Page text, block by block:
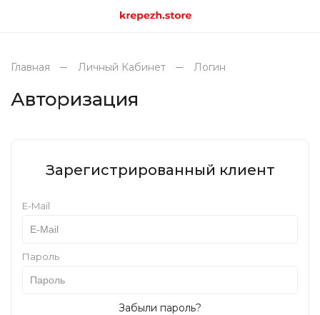
Главная Личный Кабинет Логин
Авторизация
Зарегистрированный клиент
E-Mail
Пароль
Забыли пароль?